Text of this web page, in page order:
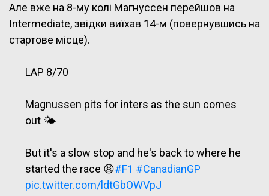
Але вже на 8-му колі Магнуссен перейшов на
Intermediate, звідки виїхав 14-м (повернувшись на
стартове місце).
LAP 8/70
Magnussen pits for inters as the sun comes
out 🌤️
But it's a slow stop and he's back to where he
started the race 😩#F1 #CanadianGP
pic.twitter.com/ldtGbOWVpJ